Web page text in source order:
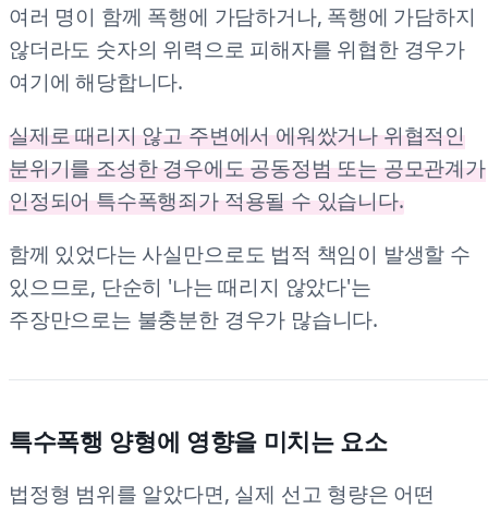
여러 명이 함께 폭행에 가담하거나, 폭행에 가담하지
않더라도 숫자의 위력으로 피해자를 위협한 경우가
여기에 해당합니다.
실제로 때리지 않고 주변에서 에워쌌거나 위협적인
분위기를 조성한 경우에도 공동정범 또는 공모관계가
인정되어 특수폭행죄가 적용될 수 있습니다.
함께 있었다는 사실만으로도 법적 책임이 발생할 수
있으므로, 단순히 '나는 때리지 않았다'는
주장만으로는 불충분한 경우가 많습니다.
특수폭행 양형에 영향을 미치는 요소
법정형 범위를 알았다면, 실제 선고 형량은 어떤